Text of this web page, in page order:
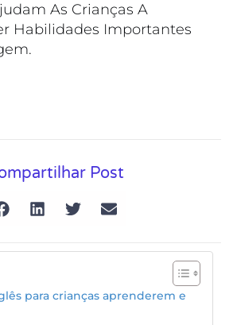
As Crianças A
Habilidades Importantes
Post
para crianças aprenderem e